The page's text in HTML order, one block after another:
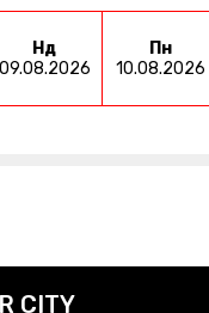
Нд
09.08.2026
Пн
10.08.2026
CITY